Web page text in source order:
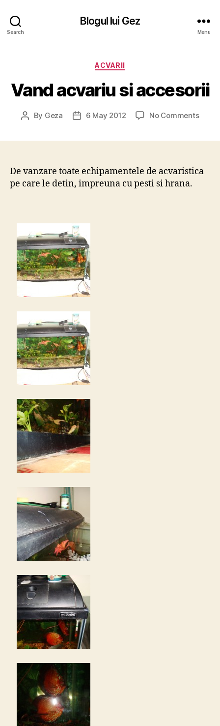
Search
Blogul lui Gez
Menu
Categories
ACVARII
Vand acvariu si accesorii
Post
By Geza
Post6 May 2012 No Commentson
De vanzare toate echipamentele de acvaristica
pe care le detin, impreuna cu pesti si hrana.